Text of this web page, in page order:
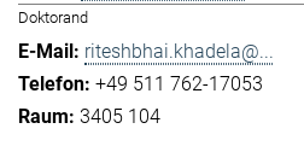
Doktorand
riteshbhai.khadela@...
+49 511 762-17053
3405 104